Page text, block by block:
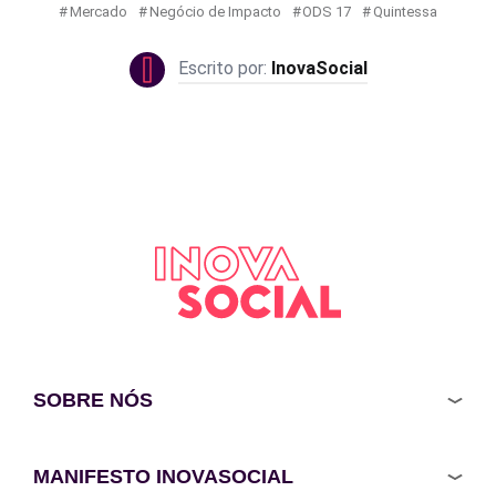
Mercado Negócio de Impacto ODS 17 Quintessa
InovaSocial
SOBRE NÓS
MANIFESTO INOVASOCIAL